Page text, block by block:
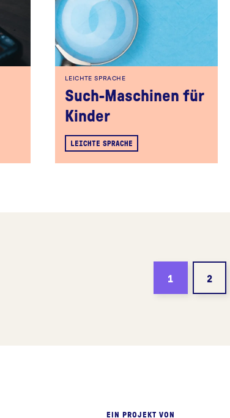
LEICHTE SPRACHE
Such-Maschinen für
Kinder
LEICHTE SPRACHE
1 2
EIN PROJEKT VON